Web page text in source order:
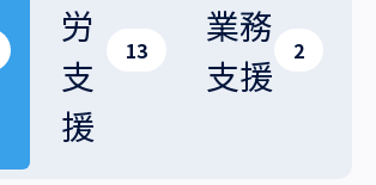
労
支
援
13
業務
支援
2